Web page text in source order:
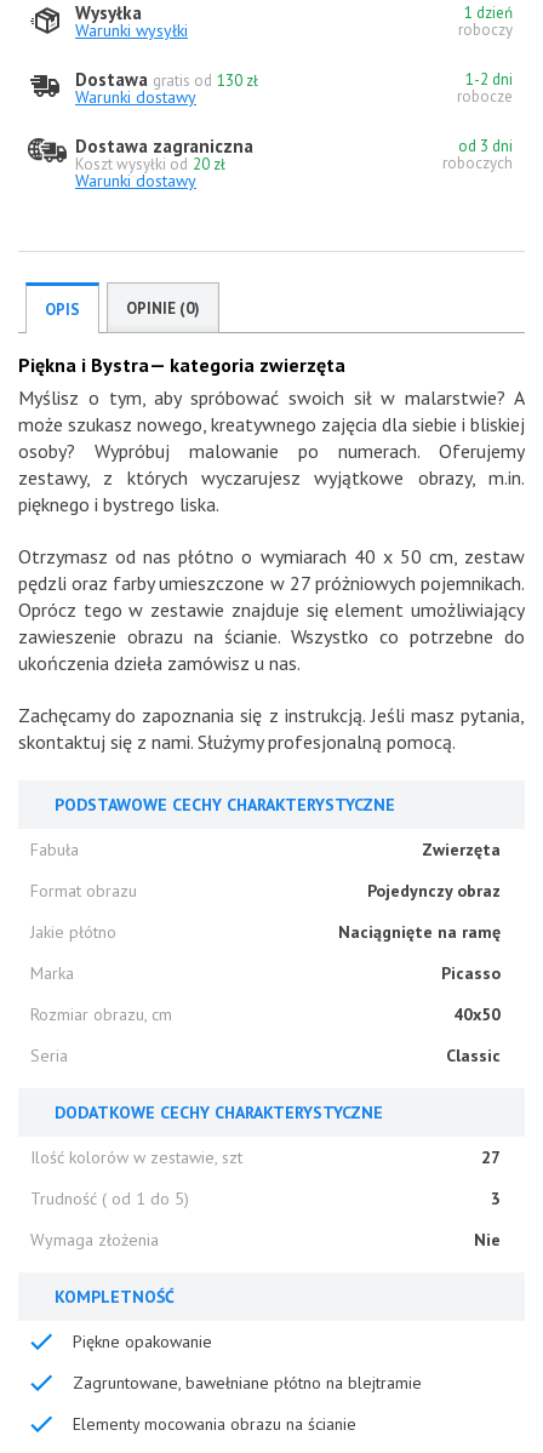
Wysyłka
Warunki wysyłki
1 dzień
roboczy
Dostawa gratis od 130 zł
Warunki dostawy
1-2 dni
robocze
Dostawa zagraniczna
Koszt wysyłki od 20 zł
Warunki dostawy
od 3 dni
roboczych
OPIS OPINIE (0)
Piękna i Bystra— kategoria zwierzęta
Myślisz o tym, aby spróbować swoich sił w malarstwie? A
może szukasz nowego, kreatywnego zajęcia dla siebie i bliskiej
osoby? Wypróbuj malowanie po numerach. Oferujemy
zestawy, z których wyczarujesz wyjątkowe obrazy, m.in.
pięknego i bystrego liska.
Otrzymasz od nas płótno o wymiarach 40 x 50 cm, zestaw
pędzli oraz farby umieszczone w 27 próżniowych pojemnikach.
Oprócz tego w zestawie znajduje się element umożliwiający
zawieszenie obrazu na ścianie. Wszystko co potrzebne do
ukończenia dzieła zamówisz u nas.
Zachęcamy do zapoznania się z instrukcją. Jeśli masz pytania,
skontaktuj się z nami. Służymy profesjonalną pomocą.
PODSTAWOWE CECHY CHARAKTERYSTYCZNE
Fabuła
Zwierzęta
Format obrazu
Pojedynczy obraz
Jakie płótno
Naciągnięte na ramę
Marka
Picasso
Rozmiar obrazu, cm
40x50
Seria
Classic
DODATKOWE CECHY CHARAKTERYSTYCZNE
Ilość kolorów w zestawie, szt
27
Trudność ( od 1 do 5)
3
Wymaga złożenia
Nie
KOMPLETNOŚĆ
Piękne opakowanie
Zagruntowane, bawełniane płótno na blejtramie
Elementy mocowania obrazu na ścianie